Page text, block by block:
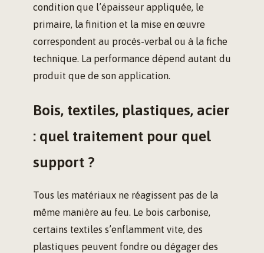
condition que l’épaisseur appliquée, le
primaire, la finition et la mise en œuvre
correspondent au procès-verbal ou à la fiche
technique. La performance dépend autant du
produit que de son application.
Bois, textiles, plastiques, acier
: quel traitement pour quel
support ?
Tous les matériaux ne réagissent pas de la
même manière au feu. Le bois carbonise,
certains textiles s’enflamment vite, des
plastiques peuvent fondre ou dégager des